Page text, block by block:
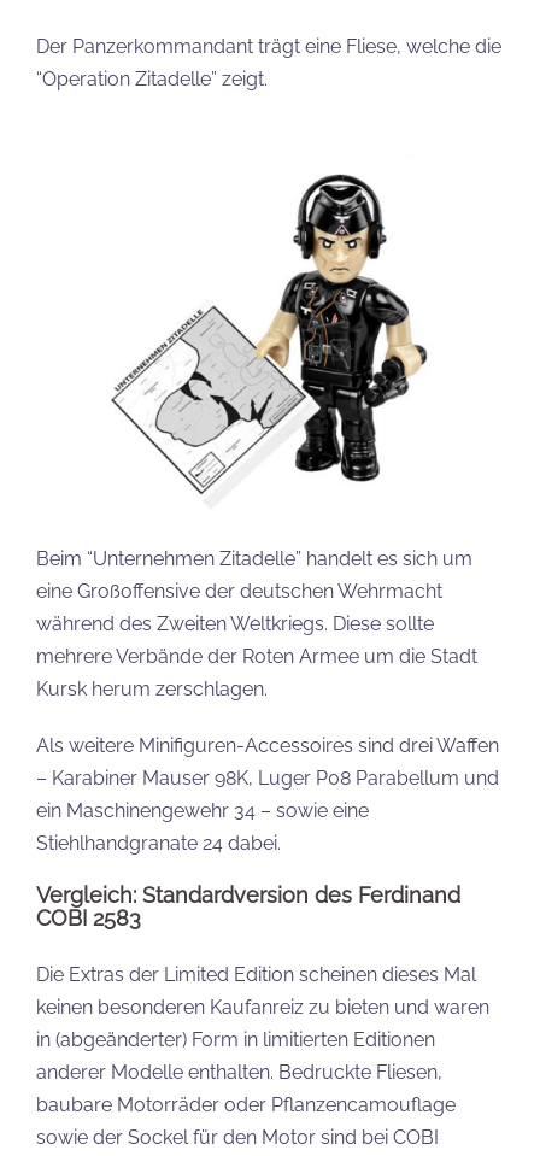
Der Panzerkommandant trägt eine Fliese, welche die
“Operation Zitadelle” zeigt.
Beim “Unternehmen Zitadelle” handelt es sich um
eine Großoffensive der deutschen Wehrmacht
während des Zweiten Weltkriegs. Diese sollte
mehrere Verbände der Roten Armee um die Stadt
Kursk herum zerschlagen.
Als weitere Minifiguren-Accessoires sind drei Waffen
– Karabiner Mauser 98K, Luger P08 Parabellum und
ein Maschinengewehr 34 – sowie eine
Stiehlhandgranate 24 dabei.
Vergleich: Standardversion des Ferdinand
COBI 2583
Die Extras der Limited Edition scheinen dieses Mal
keinen besonderen Kaufanreiz zu bieten und waren
in (abgeänderter) Form in limitierten Editionen
anderer Modelle enthalten. Bedruckte Fliesen,
baubare Motorräder oder Pflanzencamouflage
sowie der Sockel für den Motor sind bei COBI